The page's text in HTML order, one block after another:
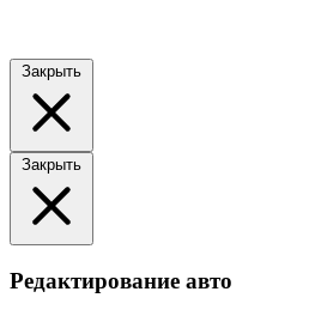
Закрыть
Закрыть
Редактирование авто